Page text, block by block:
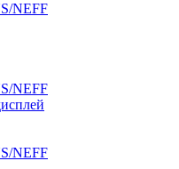
NEFF
NEFF
NEFF